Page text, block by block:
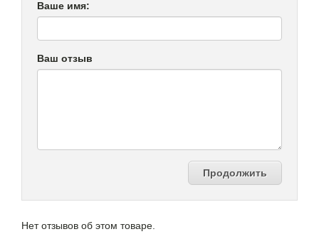
Ваше имя:
Ваш отзыв
Продолжить
Нет отзывов об этом товаре.